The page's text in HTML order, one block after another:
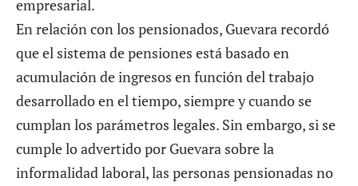
empresarial.
En relación con los pensionados, Guevara recordó
que el sistema de pensiones está basado en
acumulación de ingresos en función del trabajo
desarrollado en el tiempo, siempre y cuando se
cumplan los parámetros legales. Sin embargo, si se
cumple lo advertido por Guevara sobre la
informalidad laboral, las personas pensionadas no